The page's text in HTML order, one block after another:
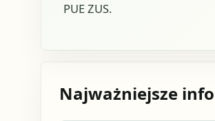
PUE ZUS.
Najważniejsze